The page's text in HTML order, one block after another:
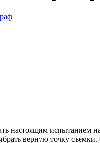
настоящим испытанием
верную точку